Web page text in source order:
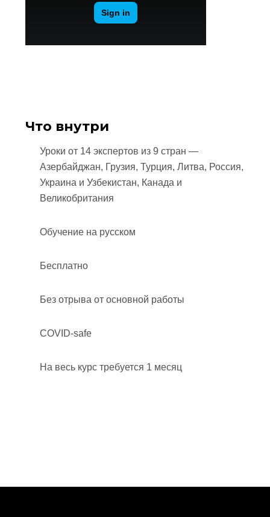
Что внутри
Уроки от 14 экспертов из 9 стран —
Азербайджан, Грузия, Турция, Литва, Россия,
Украина и Узбекистан, Канада и
Великобритания
Обучение на русском
Бесплатно
Без отрыва от основной работы
COVID-safe
На весь курс требуется 1 месяц